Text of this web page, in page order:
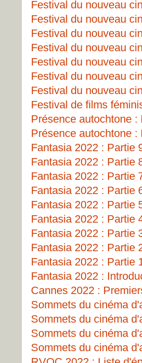
Festival du nouveau
Festival du nouveau
Festival du nouveau
Festival du nouveau
Festival du nouveau
Festival du nouveau
Festival du nouveau
Festival de films
Présence autochtone :
Présence autochtone :
Fantasia 2022 : Partie
Fantasia 2022 : Partie
Fantasia 2022 : Partie
Fantasia 2022 : Partie
Fantasia 2022 : Partie
Fantasia 2022 : Partie
Fantasia 2022 : Partie
Fantasia 2022 : Partie
Fantasia 2022 : Partie
Fantasia 2022 :
Cannes 2022 :
Sommets du cinéma
Sommets du cinéma
Sommets du cinéma
Sommets du cinéma